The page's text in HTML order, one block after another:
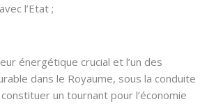
l’Etat ;
énergétique crucial et l’un des
dans le Royaume, sous la conduite
un tournant pour l’économie